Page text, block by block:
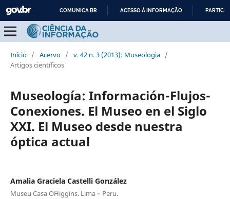
CONTEÚDO
COMUNICA BR ACESSO À INFORMAÇÃO
Início / Acervo / v. 42 n. 3 (2013): Museologia /
Artigos científicos
Museología: Información-Flujos-
Conexiones. El Museo en el Siglo
XXI. El Museo desde nuestra
óptica actual
Amalia Graciela Castelli González
Museu Casa O`Higgins. Lima – Peru.